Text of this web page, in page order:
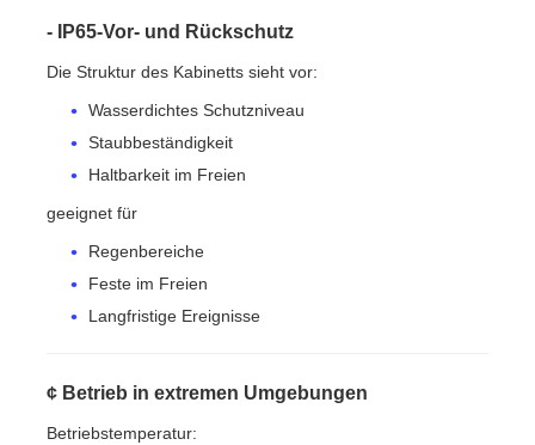
- IP65-Vor- und Rückschutz
Die Struktur des Kabinetts sieht vor:
Wasserdichtes Schutzniveau
Staubbeständigkeit
Haltbarkeit im Freien
geeignet für
Regenbereiche
Feste im Freien
Langfristige Ereignisse
¢ Betrieb in extremen Umgebungen
Betriebstemperatur: